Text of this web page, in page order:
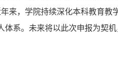
来，学院持续深化本科教育教
体系。未来将以此次申报为契